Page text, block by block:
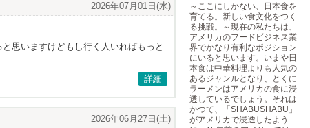
2026年07月01日(水)
思いますけどもし行く人いればもっと
詳細
2026年06月27日(土)
～ここにしかない、日本食を
育てる。新しい食文化をつく
る挑戦。～現在の私たちは、
アメリカのフードビジネス業
界でかなり有利なポジション
にいると思います。いまや日
本食は中華料理よりも人気の
あるジャンルとなり、とくに
ラーメンはアメリカの食に浸
透しているでしょう。それは
かつて、「SHABUSHABU」
がアメリカで浸透したよう